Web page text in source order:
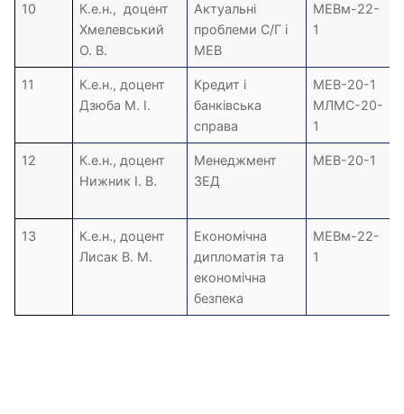
10
К.е.н., доцент
Хмелевський
О. В.
Актуальні
проблеми С/Г і
МЕВ
МЕВм-22-
1
11
К.е.н., доцент
Дзюба М. І.
Кредит і
банківська
справа
МЕВ-20-1
МЛМС-20-
1
12
К.е.н., доцент
Нижник І. В.
Менеджмент
ЗЕД
МЕВ-20-1
13
К.е.н., доцент
Лисак В. М.
Економічна
дипломатія та
економічна
безпека
МЕВм-22-
1